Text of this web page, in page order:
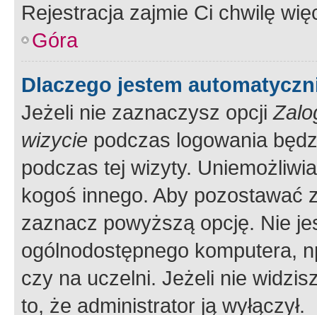
Rejestracja zajmie Ci chwilę
Góra
Dlaczego jestem
Jeżeli nie zaznaczysz opcji
wizycie podczas logowania
podczas tej wizyty.
kogoś innego. Aby pozostawać
zaznacz powyższą opcję. Nie
ogólnodostępnego komputera,
czy na uczelni. Jeżeli nie
to, że administrator ją wyłączył.